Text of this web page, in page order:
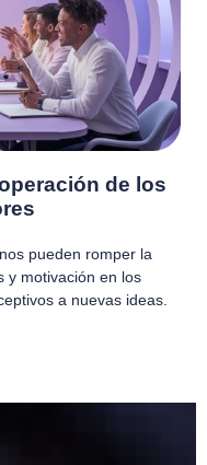
de los
pueden romper la
y motivación en los
a nuevas ideas.